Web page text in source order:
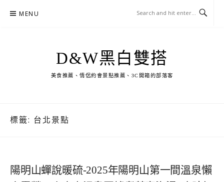
MENU
D&W黑白雙搭
美食推薦、情侶約會景點推薦、3C開箱的部落客
標籤: 台北景點
陽明山蟬說暖硫-2025年陽明山第一間溫泉懶